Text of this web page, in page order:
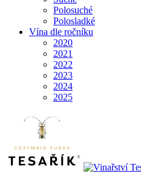
Polosuché
Polosladké
Vína dle ročníku
2020
2021
2022
2023
2024
2025